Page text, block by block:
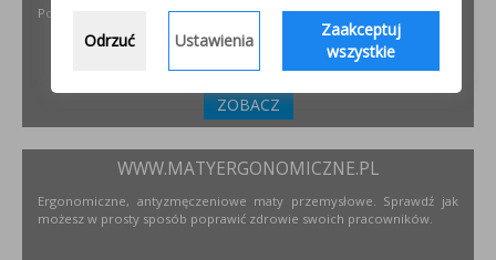
Polski producent materiałów ściernych dla przemysłu
ZOBACZ
WWW.MATYERGONOMICZNE.PL
Ergonomiczne, antyzmęczeniowe maty przemysłowe. Sprawdź jak
możesz w prosty sposób poprawić zdrowie swoich pracowników.
Odrzuć Ustawienia
Zaakceptuj
wszystkie